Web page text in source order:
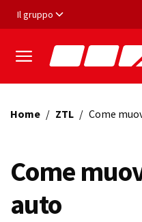
Vai ai contenuti
Vai al footer
Il gruppo
Home / ZTL / Come
Come
auto